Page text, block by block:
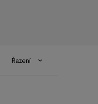
Řazení